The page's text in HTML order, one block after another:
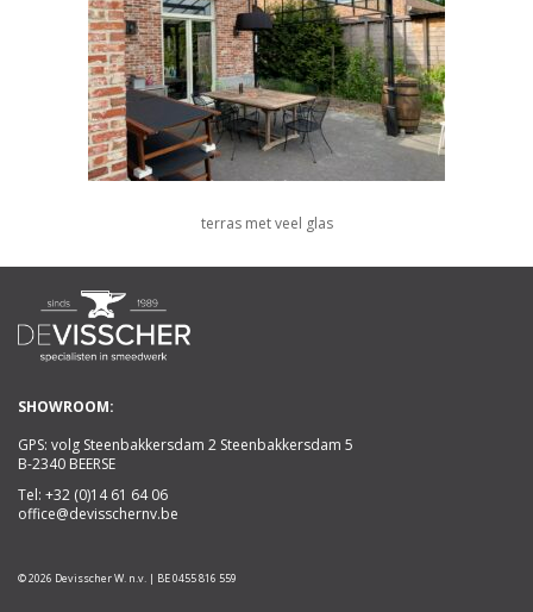
terras met veel glas
SHOWROOM:
GPS: volg Steenbakkersdam 2 Steenbakkersdam 5
B-2340 BEERSE
Tel: +32 (0)14 61 64 06
office@devisschernv.be
© 2026 Devisscher W. n.v. | BE 0455 816 559